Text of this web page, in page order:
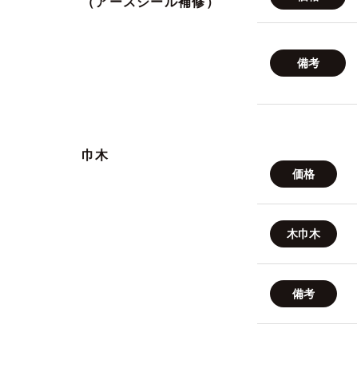
備考
巾木
価格
木巾木
備考